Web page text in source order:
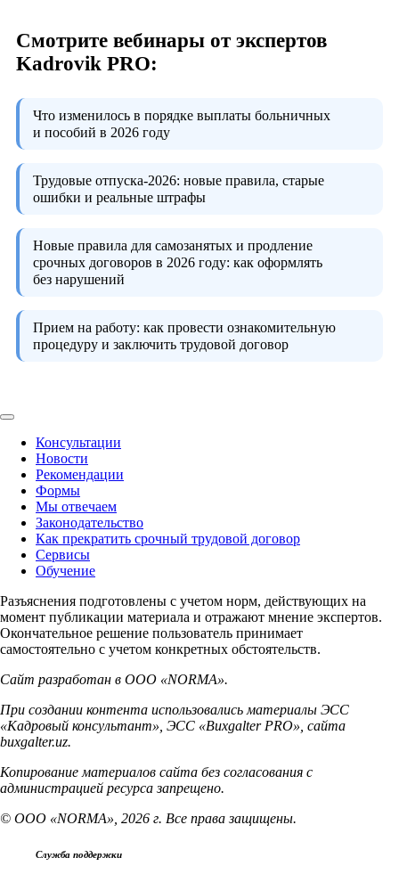
Смотрите вебинары от экспертов
Kadrovik PRO:
Что изменилось в порядке выплаты больничных
и пособий в 2026 году
Трудовые отпуска-2026: новые правила, старые
ошибки и реальные штрафы
Новые правила для самозанятых и продление
срочных договоров в 2026 году: как оформлять
без нарушений
Прием на работу: как провести ознакомительную
процедуру и заключить трудовой договор
Консультации
Новости
Рекомендации
Формы
Мы отвечаем
Законодательство
Как прекратить срочный трудовой договор
Сервисы
Обучение
Разъяснения подготовлены с учетом норм, действующих на
момент публикации материала и отражают мнение экспертов.
Окончательное решение пользователь принимает
самостоятельно с учетом конкретных обстоятельств.
Сайт разработан в ООО «NORMA».
При создании контента использовались материалы ЭСС
«Кадровый консультант», ЭСС «Buxgalter PRO», сайта
buxgalter.uz.
Копирование материалов сайта без согласования с
администрацией ресурса запрещено.
© ООО «NORMA», 2026 г. Все права защищены.
Служба поддержки